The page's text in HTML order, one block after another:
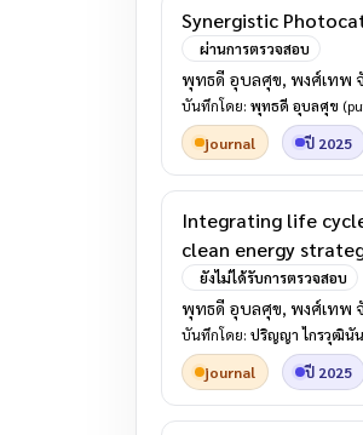
Synergistic
ผ่านการตรวจสอบ
พุทธดี อุบลศุข, พงศ์เทพ
บันทึกโดย: พุทธดี อุบลศุข
journal
ปี 2025
Integrating life
clean energy
ยังไม่ได้รับการตรวจสอบ
พุทธดี อุบลศุข, พงศ์เทพ
บันทึกโดย: ปริญญา ไกรวุฒินั
journal
ปี 2025